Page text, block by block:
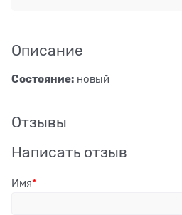
Описание
Состояние: новый
Отзывы
Написать отзыв
Имя